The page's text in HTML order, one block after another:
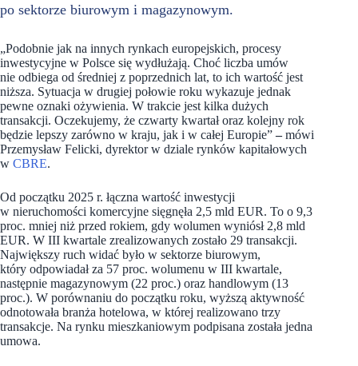
po sektorze biurowym i magazynowym.
„Podobnie jak na innych rynkach europejskich, procesy
inwestycyjne w Polsce się wydłużają. Choć liczba umów
nie odbiega od średniej z poprzednich lat, to ich wartość jest
niższa. Sytuacja w drugiej połowie roku wykazuje jednak
pewne oznaki ożywienia. W trakcie jest kilka dużych
transakcji. Oczekujemy, że czwarty kwartał oraz kolejny rok
będzie lepszy zarówno w kraju, jak i w całej Europie”–mówi
Przemysław Felicki, dyrektor w dziale rynków kapitałowych
w CBRE.
Od początku 2025 r. łączna wartość inwestycji
w nieruchomości komercyjne sięgnęła 2,5 mld EUR. To o 9,3
proc. mniej niż przed rokiem, gdy wolumen wyniósł 2,8 mld
EUR. W III kwartale zrealizowanych zostało 29 transakcji.
Największy ruch widać było w sektorze biurowym,
który odpowiadał za 57 proc. wolumenu w III kwartale,
następnie magazynowym (22 proc.) oraz handlowym (13
proc.). W porównaniu do początku roku, wyższą aktywność
odnotowała branża hotelowa, w której realizowano trzy
transakcje. Na rynku mieszkaniowym podpisana została jedna
umowa.